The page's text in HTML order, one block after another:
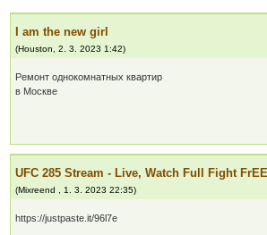
I am the new girl
(Houston 2. 3. 2023 1:42)
Ремонт однокомнатных квартир
в Москве
UFC 285 Stream - Live, Watch Full Fight FrEE
(Mixreend 1. 3. 2023 22:35)
https://justpaste.it/96l7e